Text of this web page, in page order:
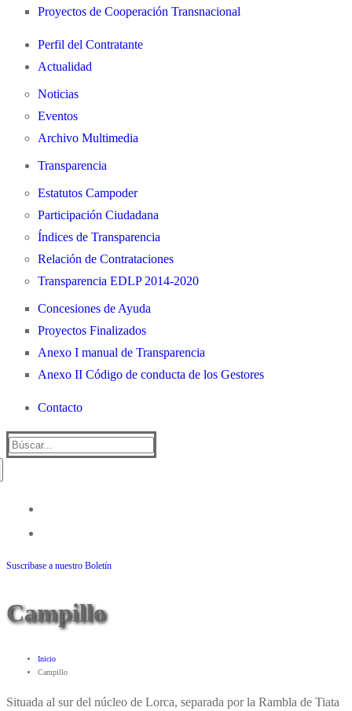
Proyectos de Cooperación Transnacional
Perfil del Contratante
Actualidad
Noticias
Eventos
Archivo Multimedia
Transparencia
Estatutos Campoder
Participación Ciudadana
Índices de Transparencia
Relación de Contrataciones
Transparencia EDLP 2014-2020
Concesiones de Ayuda
Proyectos Finalizados
Anexo I manual de Transparencia
Anexo II Código de conducta de los Gestores
Contacto
Suscribase a nuestro Boletín
Campillo
Inicio
Campillo
Situada al sur del núcleo de Lorca, separada por la Rambla de Tiata